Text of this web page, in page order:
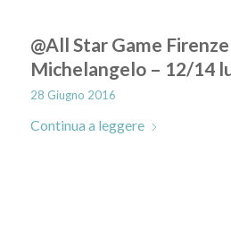
@All Star Game
Michelangelo – 12/14
28 Giugno 2016
Continua a leggere